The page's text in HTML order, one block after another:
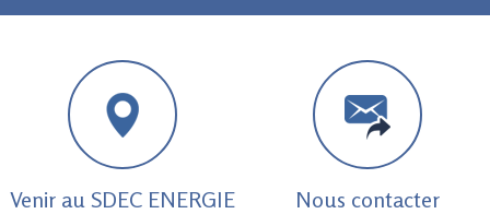
Venir au SDEC ENERGIE Nous contacter